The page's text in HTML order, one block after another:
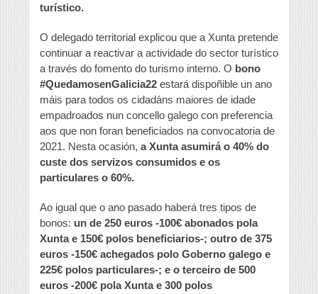
turístico.
O delegado territorial explicou que a Xunta pretende
continuar a reactivar a actividade do sector turístico
a través do fomento do turismo interno. O bono
#QuedamosenGalicia22 estará dispoñible un ano
máis para todos os cidadáns maiores de idade
empadroados nun concello galego con preferencia
aos que non foran beneficiados na convocatoria de
2021. Nesta ocasión, a Xunta asumirá o 40% do
custe dos servizos consumidos e os
particulares o 60%.
Ao igual que o ano pasado haberá tres tipos de
bonos: un de 250 euros -100€ abonados pola
Xunta e 150€ polos beneficiarios-; outro de 375
euros -150€ achegados polo Goberno galego e
225€ polos particulares-; e o terceiro de 500
euros -200€ pola Xunta e 300 polos